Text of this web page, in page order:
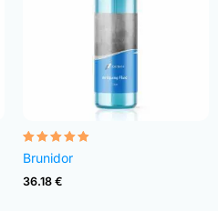
Valorado
con
4.83
de 5
Brunidor
36.18 €